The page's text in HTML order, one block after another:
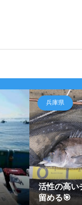
兵庫県
活性の高い
留める🎯